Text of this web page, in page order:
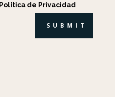
Política de Privacidad
SUBMIT